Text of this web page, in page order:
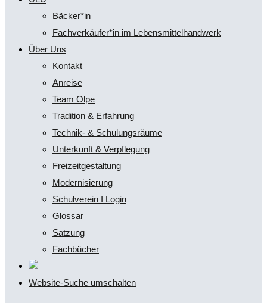
Bäcker*in
Fachverkäufer*in im Lebensmittelhandwerk
Über Uns
Kontakt
Anreise
Team Olpe
Tradition & Erfahrung
Technik- & Schulungsräume
Unterkunft & Verpflegung
Freizeitgestaltung
Modernisierung
Schulverein I Login
Glossar
Satzung
Fachbücher
Website-Suche umschalten